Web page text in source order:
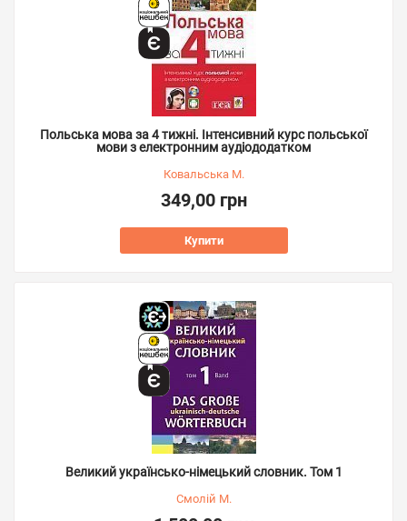
Польська мова за 4 тижні. Інтенсивний курс польської
мови з електронним аудіододатком
Ковальська М.
349,00 грн
Купити
Великий українсько-німецький словник. Том 1
Смолій М.